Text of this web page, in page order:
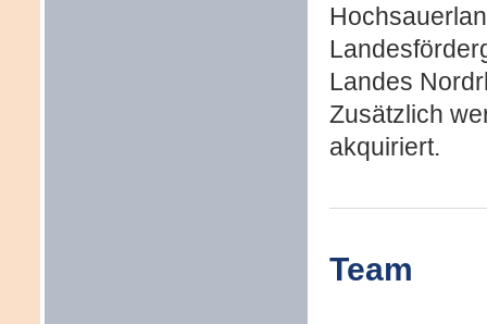
Landes
Zusätzlich
akquiriert.
Team